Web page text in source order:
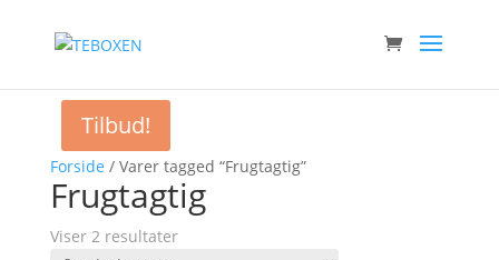
Forside / Varer tagged “Frugtagtig”
Frugtagtig
Viser 2 resultater
Tilbud!